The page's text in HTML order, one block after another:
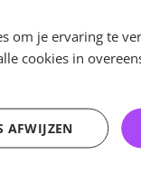
om je ervaring te
cookies in
AFWIJZEN